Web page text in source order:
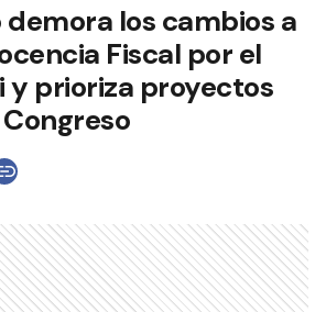
demora los cambios a
Fiscal por el
y prioriza proyectos